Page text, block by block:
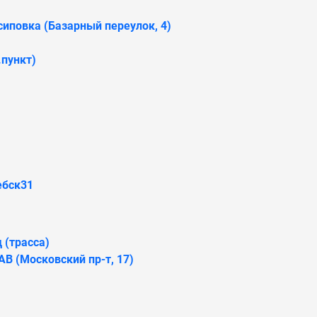
(Базарный переулок, 4)
(трасса)
(Московский пр-т, 17)